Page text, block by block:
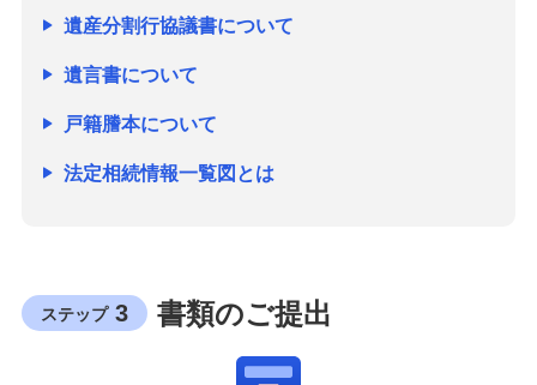
遺産分割行協議書について
遺言書について
戸籍謄本について
法定相続情報一覧図とは
ステップ 3 書類のご提出